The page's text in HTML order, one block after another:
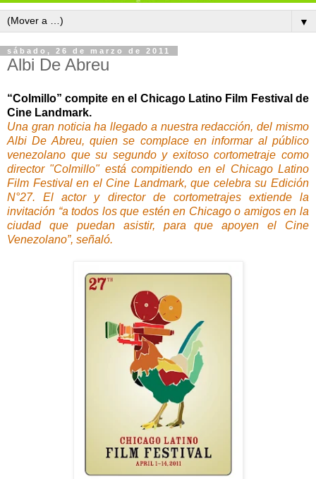
▼
sábado, 26 de marzo de 2011
Albi De Abreu
“Colmillo” compite en el Chicago Latino Film Festival de
Cine Landmark.
Una gran noticia ha llegado a nuestra redacción, del mismo
Albi De Abreu, quien se complace en informar al público
venezolano que su segundo y exitoso cortometraje como
director "Colmillo" está compitiendo en el Chicago Latino
Film Festival en el Cine Landmark, que celebra su Edición
N°27. El actor y director de cortometrajes extiende la
invitación “a todos los que estén en Chicago o amigos en la
ciudad que puedan asistir, para que apoyen el Cine
Venezolano”, señaló.